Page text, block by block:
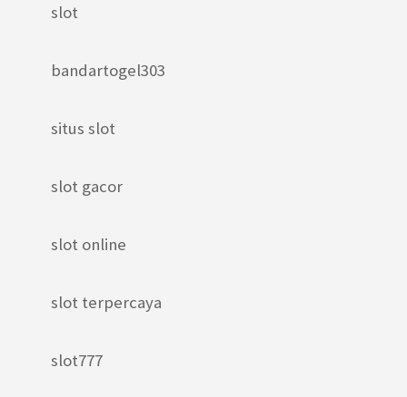
slot
bandartogel303
situs slot
slot gacor
slot online
slot terpercaya
slot777